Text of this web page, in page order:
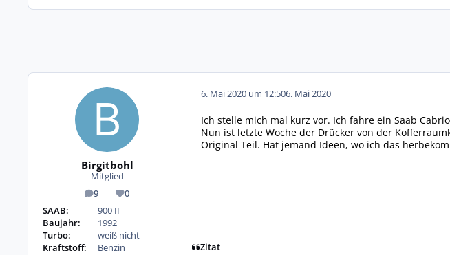
Birgitbohl
Mitglied
9
Beiträge0
Reputation
SAAB:
900 II
Baujahr:
1992
Turbo:
weiß nicht
Kraftstoff:
Benzin
6. Mai 2020 um 12:506. Mai 2020
Ich stelle mich mal kurz vor. Ich fahre ein Saab Cabrio
Nun ist letzte Woche der Drücker von der
Original Teil. Hat jemand Ideen, wo ich das
Zitat